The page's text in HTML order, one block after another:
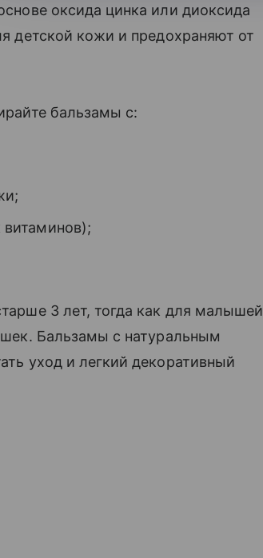
оксида цинка или диоксида
детской кожи и предохраняют от
бальзамы с:
витаминов);
3 лет, тогда как для малышей
Бальзамы с натуральным
уход и легкий декоративный